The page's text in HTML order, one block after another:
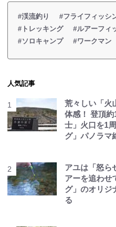
#渓流釣り #フライフィッシ
#トレッキング
#ルアーフィ
#ソロキャンプ
#ワークマン
人気記事
荒々しい「火
体感！ 登頂
士」火口を1
グ」パノラマ
アユは「怒ら
アーを追わせ
グ」のオリジ
る